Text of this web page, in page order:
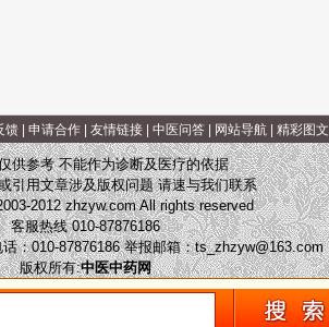
馈| 申请合作| 友情链接| 中医问答| 网站导航| 精彩图文
供参考 不能作为诊断及医疗的依据
引用文章涉及版权问题 请速与我们联系
2012 zhzyw.com All rights reserved
客服热线 010-87876186
：010-87876186 举报邮箱：ts_zhzyw@163.com
版权所有:中医中药网